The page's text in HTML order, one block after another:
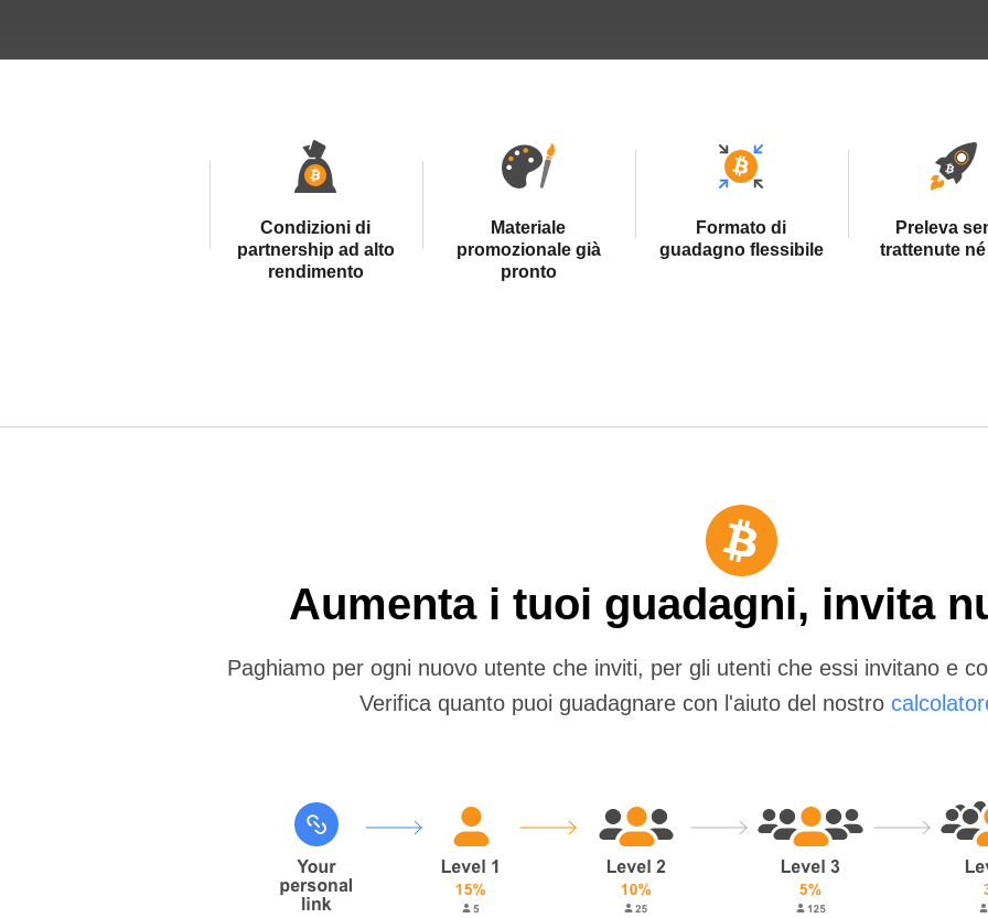
Condizioni di
partnership ad alto
rendimento
Materiale
promozionale già
pronto
Formato di
guadagno flessibile
Preleva
trattenute
Aumenta i tuoi guadagni, invita
Paghiamo per ogni nuovo utente che inviti, per gli utenti che essi invitano e
Verifica quanto puoi guadagnare con l'aiuto del nostro